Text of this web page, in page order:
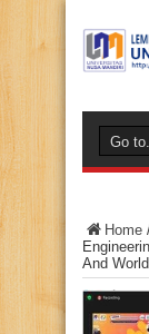
Home
And